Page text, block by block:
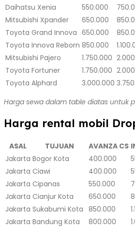
Daihatsu Xenia
550.000
Mitsubishi Xpander
650.000
Toyota Grand Innova 650.000
Toyota Innova Reborn 850.000
Mitsubishi Pajero
1.750.000
Toyota Fortuner
1.750.000
Toyota Alphard
3.000.000
Harga sewa dalam table diatas untuk
Harga rental mobil
ASAL TUJUAN AVANZA CS
Jakarta Bogor Kota 400.000
Jakarta Ciawi 400.000
Jakarta Cipanas 550.000
Jakarta Cianjur Kota 650.000
Jakarta Sukabumi Kota 850.000
Jakarta Bandung Kota 800.000